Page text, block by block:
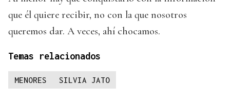
que él quiere recibir, no con la que nosotros
queremos dar. A veces, ahí chocamos.
Temas relacionados
MENORES SILVIA JATO